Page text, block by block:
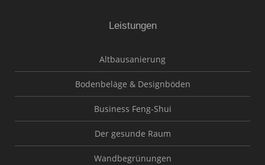
Leistungen
Altbausanierung
Bodenbeläge & Designböden
Business Feng-Shui
Der gesunde Raum
Wandbegrünungen